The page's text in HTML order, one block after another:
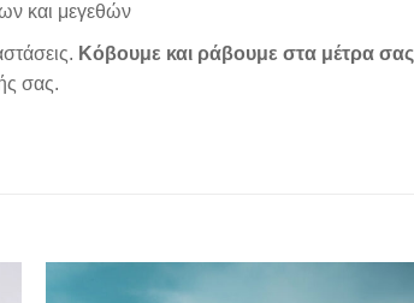
και μεγεθών
Κόβουμε και ράβουμε στα μέτρα σας
σας.